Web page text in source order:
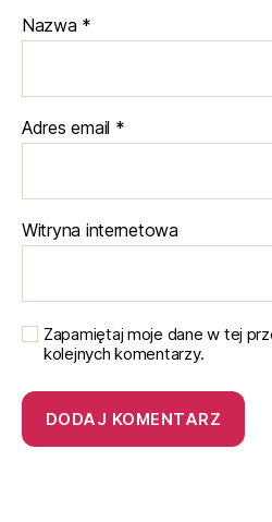
Nazwa *
Adres email *
Witryna internetowa
Zapamiętaj moje dane w tej
kolejnych komentarzy.